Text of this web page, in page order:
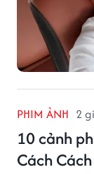
PHIM ẢNH 2
10 cảnh
Cách Cách